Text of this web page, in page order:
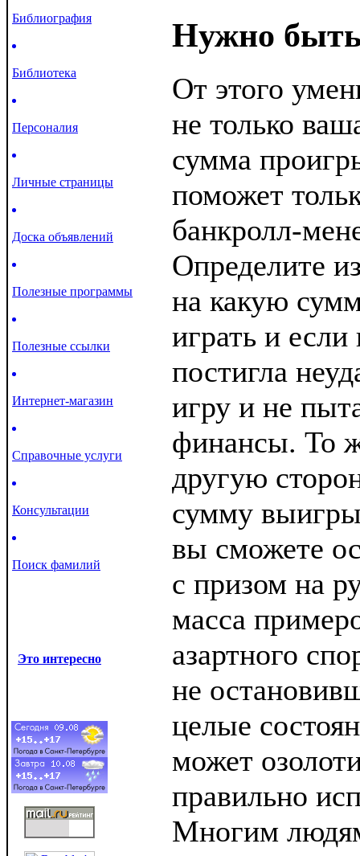
Библиография
Библиотека
Персоналия
Личные страницы
Доска объявлений
Полезные программы
Полезные ссылки
Интернет-магазин
Справочные услуги
Консультации
Поиск фамилий
Это интересно
Нужно
От этого
не только
сумма
поможет
банкролл-
Определите
на какую
играть и если
постигла
игру и не
финансы. То
другую
сумму
вы сможете
с призом на
масса
азартного
не
целые
может
правильно
Многим